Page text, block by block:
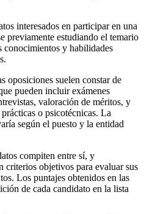
interesados en participar en una
previamente estudiando el temario
y habilidades
oposiciones suelen constar de
pueden incluir exámenes
valoración de méritos, y
o psicotécnicas. La
según el puesto y la entidad
compiten entre sí, y
criterios objetivos para evaluar sus
Los puntajes obtenidos en las
de cada candidato en la lista